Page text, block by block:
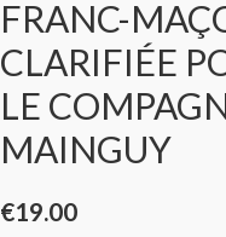
FRANC-
CLARIFIÉE
LE
MAINGUY
€19.00